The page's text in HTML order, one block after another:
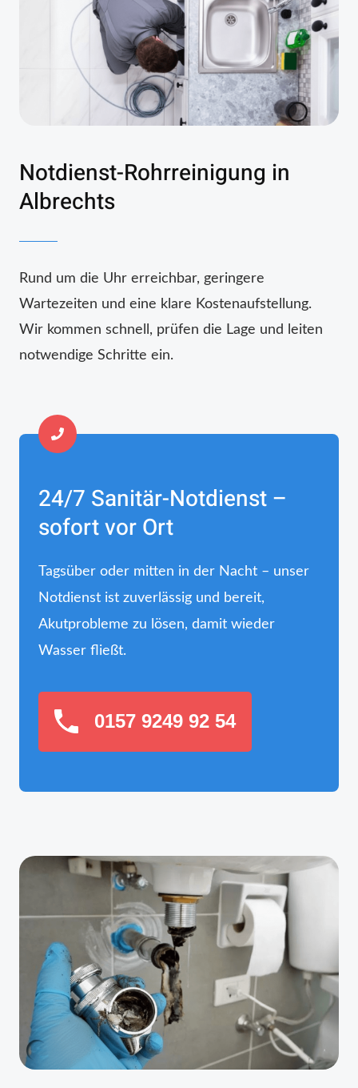
Notdienst-Rohrreinigung in
Albrechts
Rund um die Uhr erreichbar, geringere
Wartezeiten und eine klare Kostenaufstellung.
Wir kommen schnell, prüfen die Lage und leiten
notwendige Schritte ein.
24/7 Sanitär-Notdienst –
sofort vor Ort
Tagsüber oder mitten in der Nacht – unser
Notdienst ist zuverlässig und bereit,
Akutprobleme zu lösen, damit wieder
Wasser fließt.
0157 9249 92 54